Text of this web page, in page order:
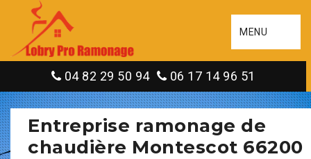
MENU
04 82 29 50 94 06 17 14 96 51
Entreprise ramonage de
chaudière Montescot 66200